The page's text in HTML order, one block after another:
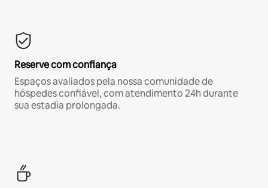
Reserve com confiança
Espaços avaliados pela nossa comunidade de
hóspedes confiável, com atendimento 24h durante
sua estadia prolongada.